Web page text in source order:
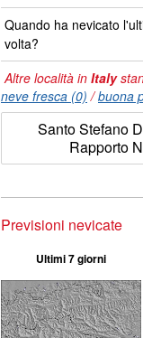
Quando ha nevicato
volta?
Altre località in Italy
neve fresca (0) /buona
Santo Stefano
Rapporto
Previsioni nevicate
Ultimi 7 giorni